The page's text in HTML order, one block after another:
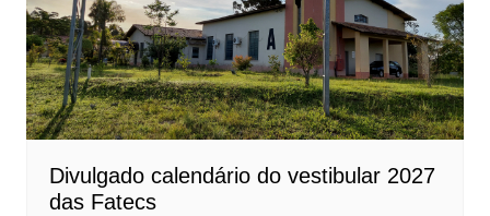
Divulgado calendário do vestibular 2027
das Fatecs